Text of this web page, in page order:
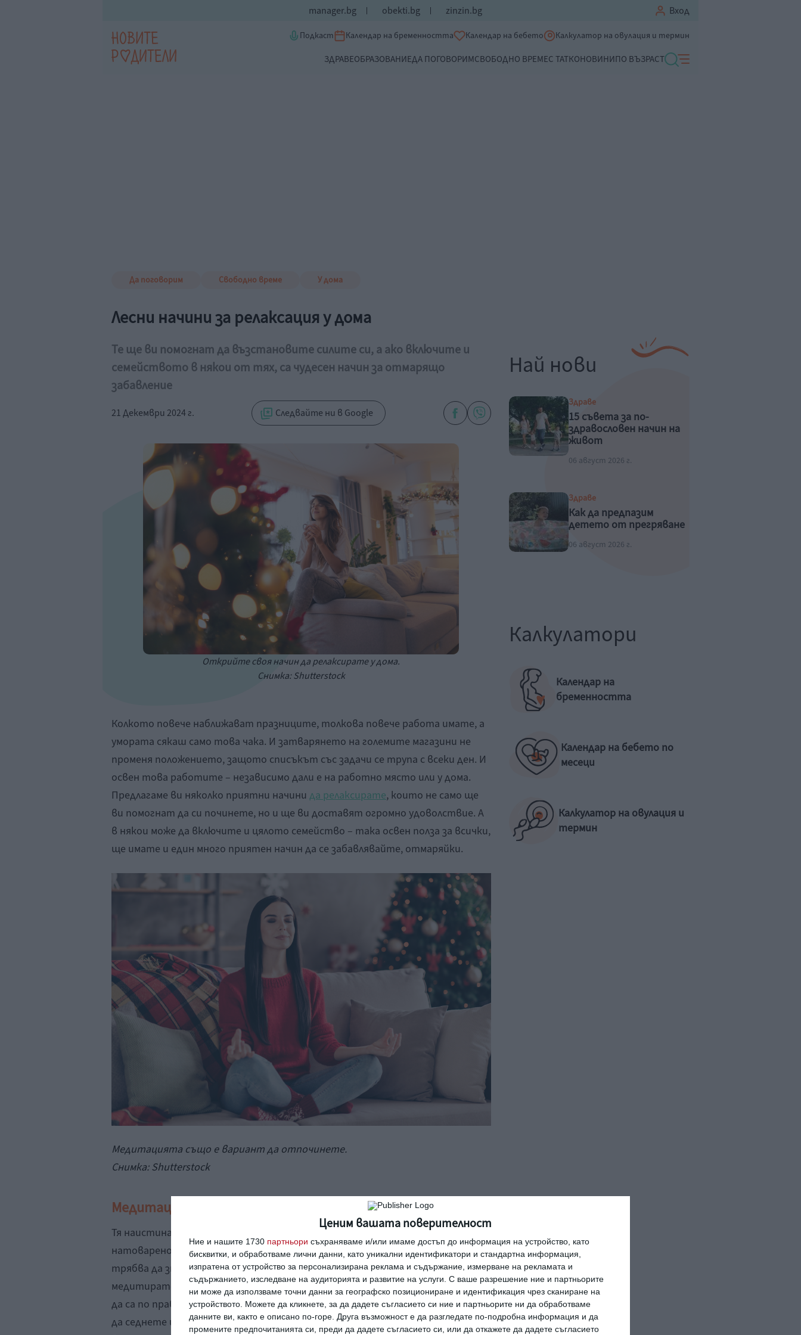
Ценим вашата поверителност
Ние и нашите 1730 партньори съхраняваме и/или имаме достъп до информация на устройство, като
бисквитки, и обработваме лични данни, като уникални идентификатори и стандартна информация,
изпратена от устройство за персонализирана реклама и съдържание, измерване на рекламата и
съдържанието, изследване на аудиторията и развитие на услуги. С ваше разрешение ние и партньорите
ни може да използваме точни данни за географско позициониране и идентификация чрез сканиране на
устройството. Можете да кликнете, за да дадете съгласието си ние и партньорите ни да обработваме
данните ви, както е описано по-горе. Друга възможност е да разгледате по-подробна информация и да
промените предпочитанията си, преди да дадете съгласието си, или да откажете да дадете съгласието
manager.bg obekti.bg zinzin.bg Вход
Подкаст Календар на бременността Календар на бебето Калкулатор на овулация и термин
ЗДРАВЕОБРАЗОВАНИЕДА ПОГОВОРИМСВОБОДНО ВРЕМЕС ТАТКОНОВИНИПО ВЪЗРАСТ
Да поговорим Свободно време У дома
Лесни начини за релаксация у дома
Те ще ви помогнат да възстановите силите си, а ако включите и
семейството в някои от тях, са чудесен начин за отмарящо
забавление
21 Декември 2024 г. Следвайте ни в Google
Открийте своя начин да релаксирате у дома.
Снимка: Shutterstock
Колкото повече наближават празниците, толкова повече работа имате, а
умората сякаш само това чака. И затварянето на големите магазини не
променя положението, защото списъкът със задачи се трупа с всеки ден. И
освен това работите – независимо дали е на работно място или у дома.
Предлагаме ви няколко приятни начини да релаксирате, които не само ще
ви помогнат да си починете, но и ще ви доставят огромно удоволствие. А
в някои може да включите и цялото семейство – така освен полза за всички,
ще имате и един много приятен начин да се забавлявайте, отмаряйки.
Медитацията също е вариант да отпочинете.
Снимка: Shutterstock
Медитация
Тя наистина действа безотказно и много помага, когато ежедневието ви е
натоварено или сте под стрес. Има обаче няколко важни неща, които
трябва да знаете, преди да пробвате този начин. Не е нужно да
медитирате „професионално“. И любителските опити носят полза, стига
да са по правилния начин. Първо си намерете тихо и удобно място, където
да седнете или легнете. Когато медитирате е важно да се фокусирате
Най нови
Здраве
15 съвета за по-
здравословен начин на
живот
06 август 2026 г.
Здраве
Как да предпазим
детето от прегряване
06 август 2026 г.
Калкулатори
Календар на
бременността
Календар на бебето по
месеци
Калкулатор на овулация и
термин